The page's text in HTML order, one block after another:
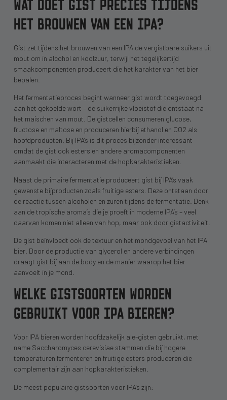
WAT DOET GIST PRECIES TIJDENS
HET BROUWEN VAN EEN IPA?
Gist zet tijdens het brouwen van een IPA de vergistbare suikers uit
mout om in alcohol en koolzuur, terwijl het tegelijkertijd
smaakcomponenten produceert die het karakter van het bier
bepalen.
Het fermentatieproces begint wanneer gist wordt toegevoegd
aan het gekoelde wort – de suikerrijke vloeistof die ontstaat na
het maischen van mout. De gistcellen consumeren glucose,
fructose en maltose en produceren hierbij ethanol en CO2 als
hoofdproducten. Bij IPA’s is dit proces bijzonder interessant
omdat de gist ook esters en andere aromacomponenten
aanmaakt die interacteren met de hopkarakteristieken.
Naast de primaire fermentatie produceert gist bij IPA’s vaak
gewenste bijproducten zoals fruitige esters. Deze ontstaan door
de reactie tussen alcoholen en zuren tijdens de fermentatie. Denk
aan de tropische aroma’s die je proeft in moderne IPA’s – veel
daarvan komen niet alleen van hop, maar ook door gistactiviteit.
De gist beïnvloedt ook de textuur en het mondgevoel van het IPA
bier. Door de productie van glycerol en andere verbindingen
draagt gist bij aan de body en de manier waarop het bier
aanvoelt in je mond.
WELKE GISTSOORTEN WORDEN
GEBRUIKT VOOR IPA BIEREN?
Voor IPA bieren worden hoofdzakelijk ale-gisten gebruikt, met
name Saccharomyces cerevisiae stammen die bij hogere
temperaturen fermenteren en fruitige esters produceren die
complementair zijn aan hopkarakteristieken.
De meest populaire gistsoorten voor IPA’s zijn: